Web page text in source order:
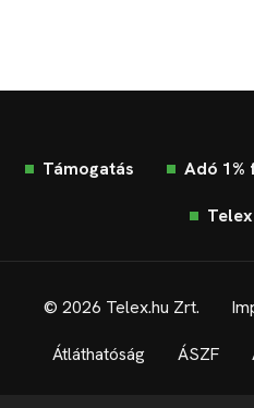
Támogatás Adó 1%
© 2026 Telex.hu Zrt.
Átláthatóság ÁSZF